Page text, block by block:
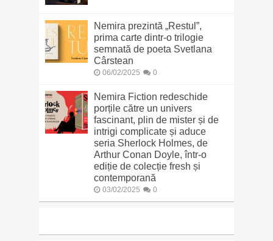
Nemira prezintă „Restul”,
prima carte dintr-o trilogie
semnată de poeta Svetlana
Cârstean
06/02/2025 0
Nemira Fiction redeschide
porțile către un univers
fascinant, plin de mister și de
intrigi complicate și aduce
seria Sherlock Holmes, de
Arthur Conan Doyle, într-o
ediție de colecție fresh și
contemporană
03/02/2025 0